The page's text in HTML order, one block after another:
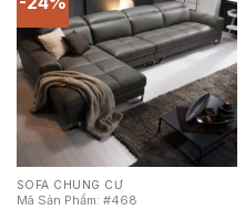
SOFA CHUNG CƯ
Mã Sản Phẩm: #468